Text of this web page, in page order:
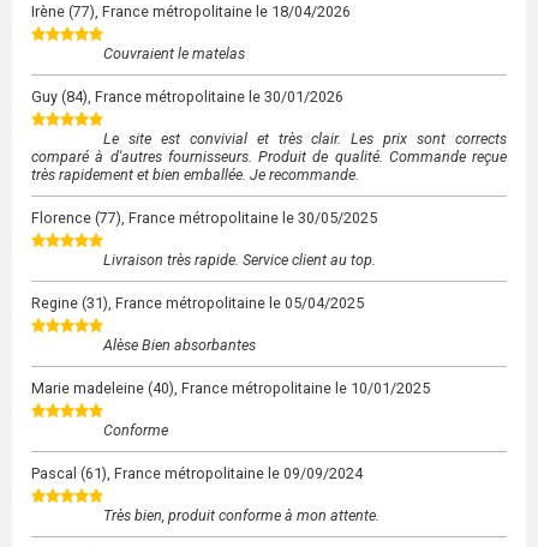
Irène (77), France métropolitaine le 18/04/2026
Couvraient le matelas
Guy (84), France métropolitaine le 30/01/2026
Le site est convivial et très clair. Les prix sont corrects
comparé à d'autres fournisseurs. Produit de qualité. Commande reçue
très rapidement et bien emballée. Je recommande.
Florence (77), France métropolitaine le 30/05/2025
Livraison très rapide. Service client au top.
Regine (31), France métropolitaine le 05/04/2025
Alèse Bien absorbantes
Marie madeleine (40), France métropolitaine le 10/01/2025
Conforme
Pascal (61), France métropolitaine le 09/09/2024
Très bien, produit conforme à mon attente.